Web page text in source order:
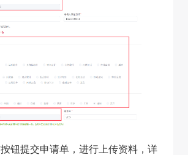
按钮提交申请单，进行上传资料，详